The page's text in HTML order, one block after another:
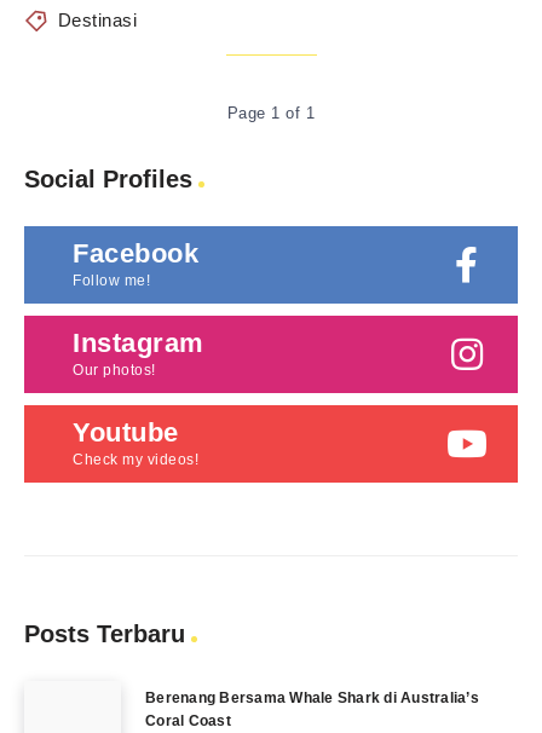
Destinasi
Page 1 of 1
Social Profiles
Facebook
Follow me!
Instagram
Our photos!
Youtube
Check my videos!
Posts Terbaru
Berenang Bersama Whale Shark di Australia’s
Coral Coast